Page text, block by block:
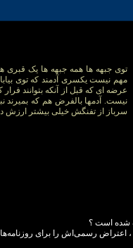
توی جبهه ها همه جبهه ها یک
مهم نیست یکسری آدمند که توی
عرضه ای که قبل از آنکه بتوانند
نیست. آدمها بالفرض هم که بمیرند
سرباز از تفنگش خیلی بیشتر ارزش
شده است ؟
اعتراض رسمی‌اش را برای روزنامه‌ها